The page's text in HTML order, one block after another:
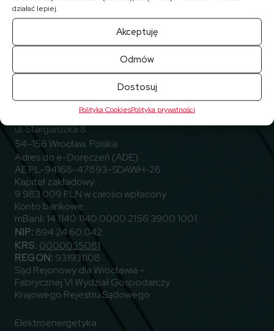
działać lepiej.
Akceptuję
Odmów
Dostosuj
Polityka CookiesPolityka prywatności
Przejdź do Facebook
Przejdź do Linkedin
ELEKTROTIM S.A.
ul. Stargardzka 8
54-156 Wrocław, Polska
Adres do e-Doręczeń (ADE)
AE:PL-94168-47893-SDAWH-26
Kapitał zakładowy:
9 983 009 PLN w całości wpłacony
Konto bankowe:
mBank 14 1140 1140 0000 2156 3900 1001
NIP: 894 24 60 042
KRS: 0000035081
REGON: 931931108
Sąd Rejonowy dla Wrocławia –
Fabrycznej VI Wydział Gospodarczy
Krajowego Rejestru Sądowego
Elektroenergetyka